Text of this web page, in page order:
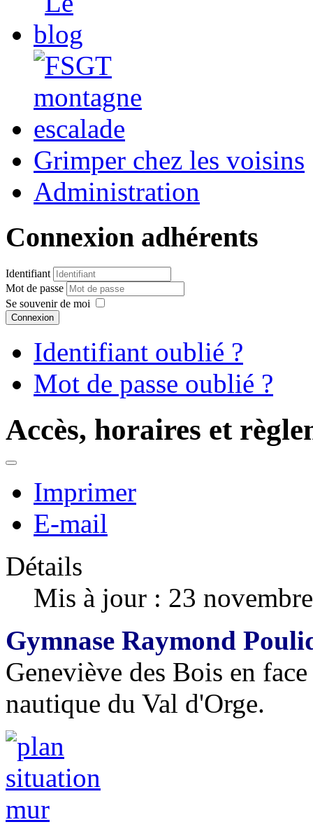
Grimper chez les voisins
Administration
Connexion adhérents
Identifiant
Mot de passe
Se souvenir de moi
Connexion
Identifiant oublié ?
Mot de passe oublié ?
Accès, horaires et
Imprimer
E-mail
Détails
Mis à jour : 23
Gymnase Raymond
Geneviève des Bois en
nautique du Val d'Orge.